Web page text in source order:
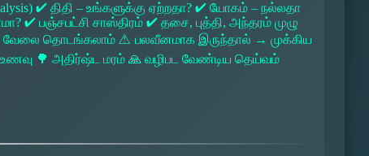
✔ திதி – உங்களுக்கு ஏற்றதா? ✔ யோகம் – நல்லதா
✔ பஞ்சபட்சி சாஸ்திரம் ✔ தசை, புத்தி, அந்தரம் முழு
வேலை தொடங்கலாம் ⚠ பலவீனமாக இருந்தால் → முக்கிய
உணவு 🌳 அதிர்ஷ்ட மரம் 🙏 வழிபட வேண்டிய தெய்வம்